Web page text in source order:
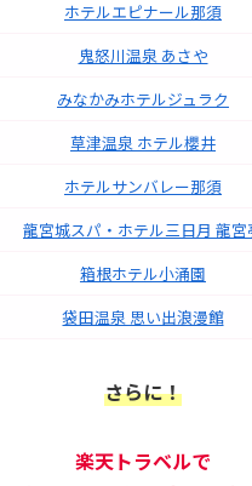
ホテルエピナール那須
鬼怒川温泉 あさや
みなかみホテルジュラク
草津温泉 ホテル櫻井
ホテルサンバレー那須
龍宮城スパ・ホテル三日月 龍宮
箱根ホテル小涌園
袋田温泉 思い出浪漫館
さらに！
楽天トラベルで